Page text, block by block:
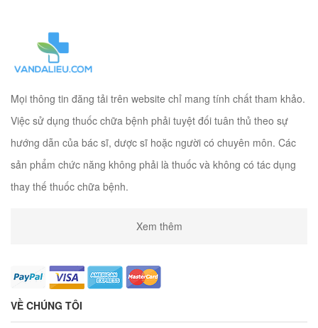
Mọi thông tin đăng tải trên website chỉ mang tính chất tham khảo.
Việc sử dụng thuốc chữa bệnh phải tuyệt đối tuân thủ theo sự
hướng dẫn của bác sĩ, dược sĩ hoặc người có chuyên môn. Các
sản phẩm chức năng không phải là thuốc và không có tác dụng
thay thế thuốc chữa bệnh.
Xem thêm
VỀ CHÚNG TÔI